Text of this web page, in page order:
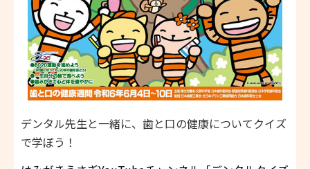
デンタル先生と一緒に、歯と口の健康についてクイズ
で学ぼう！